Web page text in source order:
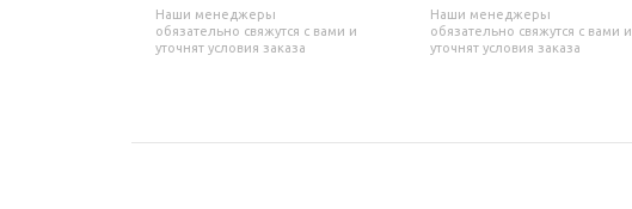
Наши менеджеры
обязательно свяжутся с вами и
уточнят условия заказа
Наши менеджеры
обязательно свяжутся с вами и
уточнят условия заказа